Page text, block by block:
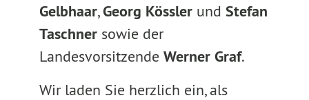
Gelbhaar,Georg Kösslerund Stefan
Taschnersowie der
Landesvorsitzende Werner Graf.
Wir laden Sie herzlich ein, als